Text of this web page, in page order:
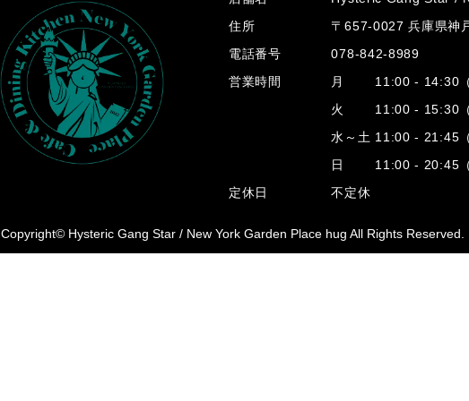
住所
〒657-0027 兵庫県神
電話番号
078-842-8989
営業時間
月 11:00 - 14:30（
火 11:00 - 15:30（
水～土 11:00 - 21:45
日 11:00 - 20:45（
定休日
不定休
Copyright© Hysteric Gang Star / New York Garden Place hug All Rights Reserved.